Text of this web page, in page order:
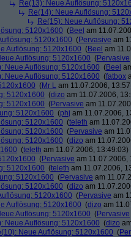
Re(13): Neue Auflösung:
Re(14): Neue Auflösung:
Re(15): Neue Auflösung:
5120x1600 (Beel am
5120x1600 (Pervasive am
Auflösung: 5120x1600 (Beel am
Auflösung: 5120x1600 (Pervasive
Neue Auflösung: 5120x1600 (Beel
Neue Auflösung: 5120x1600 (fatbox
(Mr L am 11.07.2006,
5120x1600 (dizo am 11.07.2006,
5120x1600 (Pervasive am
5120x1600 (phj am 11.07.2006,
5120x1600 (teleth am
5120x1600 (Pervasive am
5120x1600 (dizo am
(teleth am 11.07.2006, 13:49:03)
(Pervasive am 11.07.2006,
5120x1600 (teleth am 11.07.2006,
5120x1600 (Pervasive am
5120x1600 (dizo am
5120x1600 (Pervasive am
Auflösung: 5120x1600 (dizo am
Auflösung: 5120x1600 (Pervasive
Neue Auflösung: 5120x1600 (dizo
Neue Auflösung: 5120x1600 (